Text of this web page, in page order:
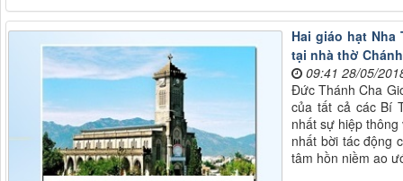
Hai giáo hạt
tại nhà thờ
09:41 28/05/
Đức Thánh Cha
của tất cả các Bí
nhất sự hiệp
nhất bời tác động
tâm hồn niềm ao